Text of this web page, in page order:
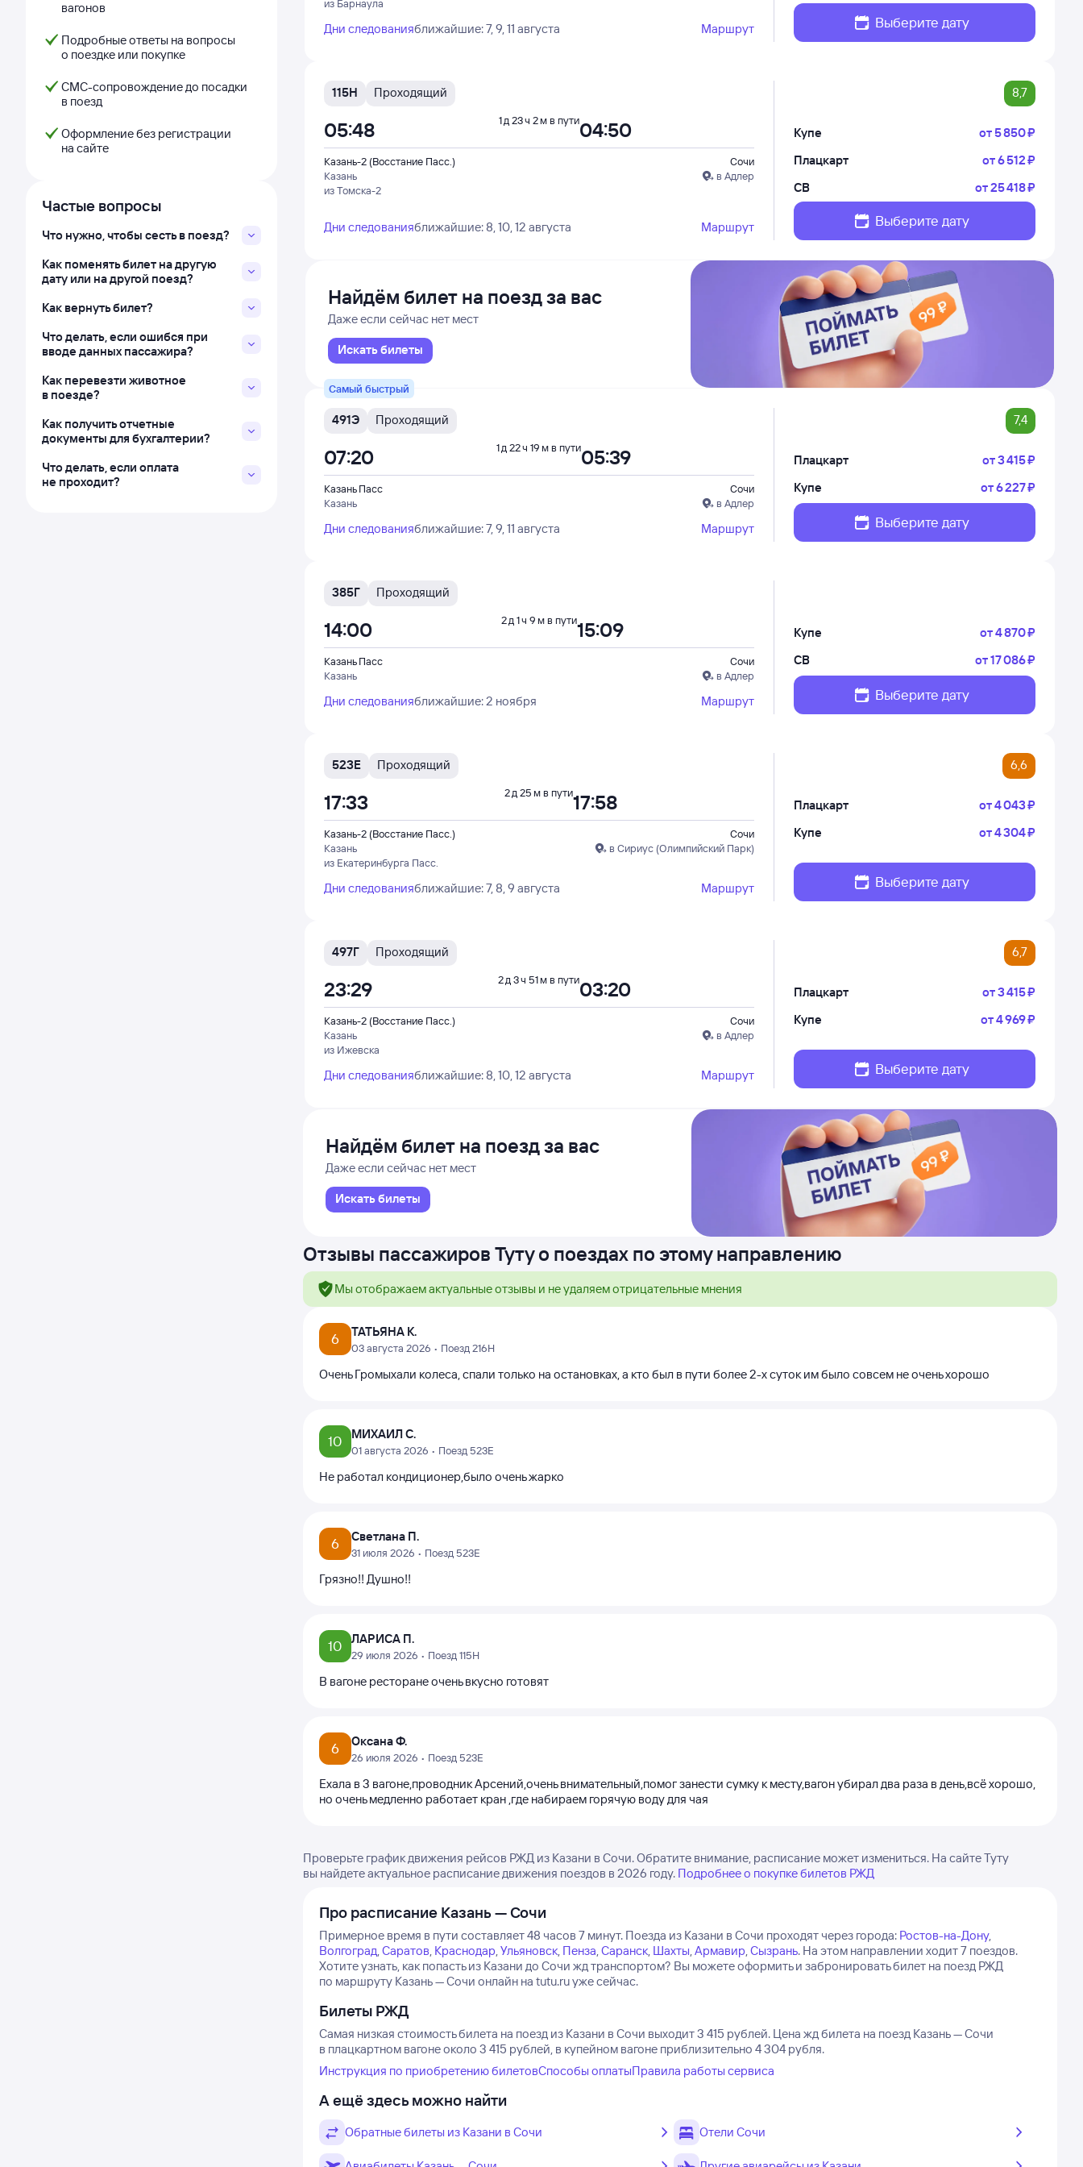
вагонов
Подробные ответы на вопросы
о поездке или покупке
СМС-сопровождение до посадки
в поезд
Оформление без регистрации
на сайте
Частые вопросы
Что нужно, чтобы сесть в поезд?
Как поменять билет на другую
дату или на другой поезд?
Как вернуть билет?
Что делать, если ошибся при
вводе данных пассажира?
Как перевезти животное
в поезде?
Как получить отчетные
документы для бухгалтерии?
Что делать, если оплата
не проходит?
из Барнаула
Дни следованияближайшие: 7, 9, 11 августа Маршрут Выберите дату
115Н Проходящий 8,7
Казань-2 (Восстание Пасс.)
Казань
из Томска-2
Сочи
в Адлер
05:48 04:50
1 д 23 ч 2 м в пути
Дни следованияближайшие: 8, 10, 12 августа Маршрут
Купе от5 ⁠850 ⁠₽
Плацкарт
от6 ⁠512 ⁠₽
СВ
от25 ⁠418 ⁠₽
Выберите дату
Найдём билет на поезд за вас
Даже если сейчас нет мест
Искать билеты
Самый быстрый
491Э Проходящий 7,4
Казань Пасс
Казань
Сочи
в Адлер
07:20 05:39
1 д 22 ч 19 м в пути
Дни следованияближайшие: 7, 9, 11 августа Маршрут
Плацкарт от3 ⁠415 ⁠₽
Купе
от6 ⁠227 ⁠₽
Выберите дату
385Г Проходящий
Казань Пасс
Казань
Сочи
в Адлер
14:00 15:09
2 д 1 ч 9 м в пути
Дни следованияближайшие: 2 ноября Маршрут
Купе от4 ⁠870 ⁠₽
СВ
от17 ⁠086 ⁠₽
Выберите дату
523Е Проходящий 6,6
Казань-2 (Восстание Пасс.)
Казань
из Екатеринбурга Пасс.
Сочи
в Сириус (Олимпийский Парк)
17:33 17:58
2 д 25 м в пути
Дни следованияближайшие: 7, 8, 9 августа Маршрут
Плацкарт от4 ⁠043 ⁠₽
Купе
от4 ⁠304 ⁠₽
Выберите дату
497Г Проходящий 6,7
Казань-2 (Восстание Пасс.)
Казань
из Ижевска
Сочи
в Адлер
23:29 03:20
2 д 3 ч 51 м в пути
Дни следованияближайшие: 8, 10, 12 августа Маршрут
Плацкарт от3 ⁠415 ⁠₽
Купе
от4 ⁠969 ⁠₽
Выберите дату
Найдём билет на поезд за вас
Даже если сейчас нет мест
Искать билеты
Отзывы пассажиров Туту о поездах по этому направлению
Мы отображаем актуальные отзывы и не удаляем отрицательные мнения
6 ТАТЬЯНА К.
03 августа 2026 • Поезд 216Н
Очень Громыхали колеса, спали только на остановках, а кто был в пути более 2-х суток им было совсем не очень хорошо
10 МИХАИЛ С.
01 августа 2026 • Поезд 523Е
Не работал кондиционер,было очень жарко
6 Светлана П.
31 июля 2026 • Поезд 523Е
Грязно!! Душно!!
10 ЛАРИСА П.
29 июля 2026 • Поезд 115Н
В вагоне ресторане очень вкусно готовят
6 Оксана Ф.
26 июля 2026 • Поезд 523Е
Ехала в 3 вагоне,проводник Арсений,очень внимательный,помог занести сумку к месту,вагон убирал два раза в день,всё хорошо,
но очень медленно работает кран ,где набираем горячую воду для чая
Проверьте график движения рейсов РЖД из Казани в Сочи. Обратите внимание, расписание может измениться. На сайте Туту
вы найдете актуальное расписание движения поездов в 2026 году. Подробнее о покупке билетов РЖД
Про расписание Казань — Сочи
Примерное время в пути составляет 48 часов 7 минут. Поезда из Казани в Сочи проходят через города: Ростов-на-Дону,
Волгоград,Саратов, Краснодар,Ульяновск, Пенза,Саранск, Шахты,Армавир,Сызрань. На этом направлении ходит 7 поездов.
Хотите узнать, как попасть из Казани до Сочи жд транспортом? Вы можете оформить и забронировать билет на поезд РЖД
по маршруту Казань — Сочи онлайн на tutu.ru уже сейчас.
Билеты РЖД
Самая низкая стоимость билета на поезд из Казани в Сочи выходит 3 415 рублей. Цена жд билета на поезд Казань — Сочи
в плацкартном вагоне около 3 415 рублей, в купейном вагоне приблизительно 4 304 рубля.
Инструкция по приобретению билетовСпособы оплатыПравила работы сервиса
А ещё здесь можно найти
Обратные билеты из Казани в Сочи Отели Сочи